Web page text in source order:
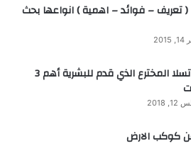
( تعريف – فوائد – اهمية ) انواعها بحث
نيكولا تسلا المخترع الذي قدم للبشرية أهم 3
كوكب الارض